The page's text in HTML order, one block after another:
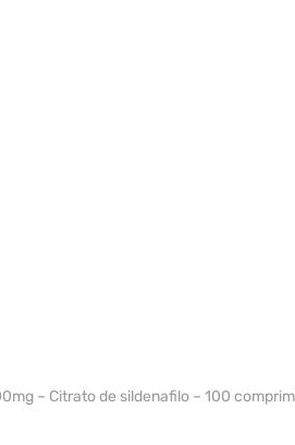
– Citrato de sildenafilo – 100